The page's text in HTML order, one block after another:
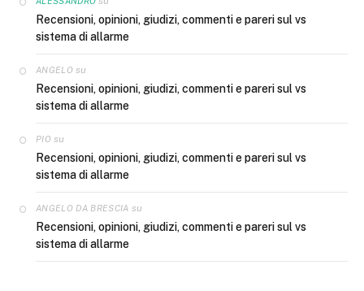
Recensioni, opinioni, giudizi, commenti e pareri sul vs
sistema di allarme
ANGELO su
Recensioni, opinioni, giudizi, commenti e pareri sul vs
sistema di allarme
PIO su
Recensioni, opinioni, giudizi, commenti e pareri sul vs
sistema di allarme
ANGELO DA BRESCIA su
Recensioni, opinioni, giudizi, commenti e pareri sul vs
sistema di allarme